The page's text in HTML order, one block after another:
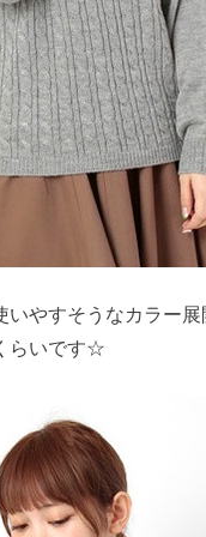
いやすそうなカラー展
らいです☆